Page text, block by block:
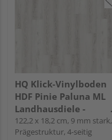
HQ Klick-Vinylboden
HDF Pinie Paluna ML
Landhausdiele -
24mal3
122,2 x 18,2 cm, 9 mm stark,
Prägestruktur, 4-seitig